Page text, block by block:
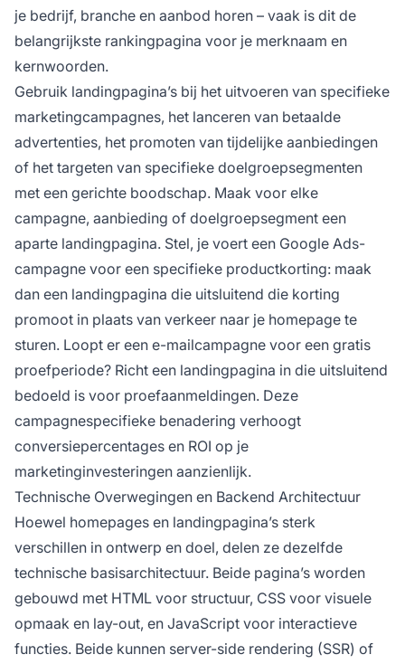
je bedrijf, branche en aanbod horen – vaak is dit de
belangrijkste rankingpagina voor je merknaam en
kernwoorden.
Gebruik landingpagina’s bij het uitvoeren van specifieke
marketingcampagnes, het lanceren van betaalde
advertenties, het promoten van tijdelijke aanbiedingen
of het targeten van specifieke doelgroepsegmenten
met een gerichte boodschap. Maak voor elke
campagne, aanbieding of doelgroepsegment een
aparte landingpagina. Stel, je voert een Google Ads-
campagne voor een specifieke productkorting: maak
dan een landingpagina die uitsluitend die korting
promoot in plaats van verkeer naar je homepage te
sturen. Loopt er een e-mailcampagne voor een gratis
proefperiode? Richt een landingpagina in die uitsluitend
bedoeld is voor proefaanmeldingen. Deze
campagnespecifieke benadering verhoogt
conversiepercentages en ROI op je
marketinginvesteringen aanzienlijk.
Technische Overwegingen en Backend Architectuur
Hoewel homepages en landingpagina’s sterk
verschillen in ontwerp en doel, delen ze dezelfde
technische basisarchitectuur. Beide pagina’s worden
gebouwd met HTML voor structuur, CSS voor visuele
opmaak en lay-out, en JavaScript voor interactieve
functies. Beide kunnen server-side rendering (SSR) of